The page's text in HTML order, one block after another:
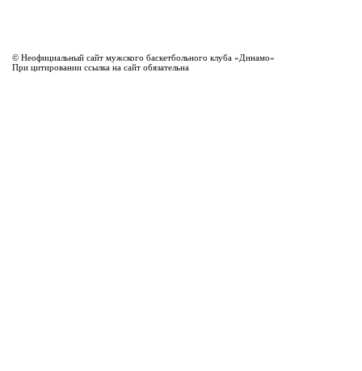
© Неофициальный сайт мужского баскетбольного клуба «Динамо»
При цитировании ссылка на сайт обязательна